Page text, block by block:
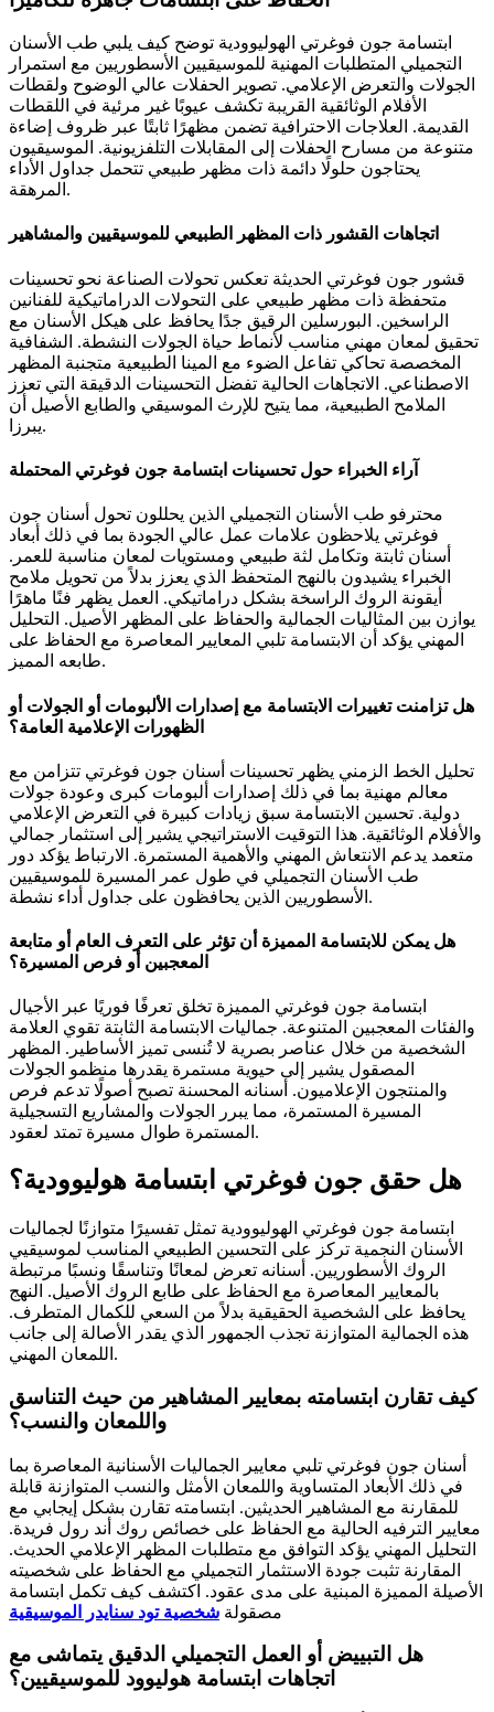
ابتسامة جون فوغرتي الهوليوودية توضح كيف يلبي طب الأسنان
التجميلي المتطلبات المهنية للموسيقيين الأسطوريين مع استمرار
الجولات والتعرض الإعلامي. تصوير الحفلات عالي الوضوح ولقطات
الأفلام الوثائقية القريبة تكشف عيوبًا غير مرئية في اللقطات
القديمة. العلاجات الاحترافية تضمن مظهرًا ثابتًا عبر ظروف إضاءة
متنوعة من مسارح الحفلات إلى المقابلات التلفزيونية. الموسيقيون
يحتاجون حلولًا دائمة ذات مظهر طبيعي تتحمل جداول الأداء
المرهقة.
اتجاهات القشور ذات المظهر الطبيعي للموسيقيين والمشاهير
قشور جون فوغرتي الحديثة تعكس تحولات الصناعة نحو تحسينات
متحفظة ذات مظهر طبيعي على التحولات الدراماتيكية للفنانين
الراسخين. البورسلين الرقيق جدًا يحافظ على هيكل الأسنان مع
تحقيق لمعان مهني مناسب لأنماط حياة الجولات النشطة. الشفافية
المخصصة تحاكي تفاعل الضوء مع المينا الطبيعية متجنبة المظهر
الاصطناعي. الاتجاهات الحالية تفضل التحسينات الدقيقة التي تعزز
الملامح الطبيعية، مما يتيح للإرث الموسيقي والطابع الأصيل أن
يبرزا.
آراء الخبراء حول تحسينات ابتسامة جون فوغرتي المحتملة
محترفو طب الأسنان التجميلي الذين يحللون تحول أسنان جون
فوغرتي يلاحظون علامات عمل عالي الجودة بما في ذلك أبعاد
أسنان ثابتة وتكامل لثة طبيعي ومستويات لمعان مناسبة للعمر.
الخبراء يشيدون بالنهج المتحفظ الذي يعزز بدلاً من تحويل ملامح
أيقونة الروك الراسخة بشكل دراماتيكي. العمل يظهر فنًا ماهرًا
يوازن بين المثاليات الجمالية والحفاظ على المظهر الأصيل. التحليل
المهني يؤكد أن الابتسامة تلبي المعايير المعاصرة مع الحفاظ على
طابعه المميز.
هل تزامنت تغييرات الابتسامة مع إصدارات الألبومات أو الجولات أو
الظهورات الإعلامية العامة؟
تحليل الخط الزمني يظهر تحسينات أسنان جون فوغرتي تتزامن مع
معالم مهنية بما في ذلك إصدارات ألبومات كبرى وعودة جولات
دولية. تحسين الابتسامة سبق زيادات كبيرة في التعرض الإعلامي
والأفلام الوثائقية. هذا التوقيت الاستراتيجي يشير إلى استثمار جمالي
متعمد يدعم الانتعاش المهني والأهمية المستمرة. الارتباط يؤكد دور
طب الأسنان التجميلي في طول عمر المسيرة للموسيقيين
الأسطوريين الذين يحافظون على جداول أداء نشطة.
هل يمكن للابتسامة المميزة أن تؤثر على التعرف العام أو متابعة
المعجبين أو فرص المسيرة؟
ابتسامة جون فوغرتي المميزة تخلق تعرفًا فوريًا عبر الأجيال
والفئات المعجبين المتنوعة. جماليات الابتسامة الثابتة تقوي العلامة
الشخصية من خلال عناصر بصرية لا تُنسى تميز الأساطير. المظهر
المصقول يشير إلى حيوية مستمرة يقدرها منظمو الجولات
والمنتجون الإعلاميون. أسنانه المحسنة تصبح أصولًا تدعم فرص
المسيرة المستمرة، مما يبرر الجولات والمشاريع التسجيلية
المستمرة طوال مسيرة تمتد لعقود.
هل حقق جون فوغرتي ابتسامة هوليوودية؟
ابتسامة جون فوغرتي الهوليوودية تمثل تفسيرًا متوازنًا لجماليات
الأسنان النجمية تركز على التحسين الطبيعي المناسب لموسيقيي
الروك الأسطوريين. أسنانه تعرض لمعانًا وتناسقًا ونسبًا مرتبطة
بالمعايير المعاصرة مع الحفاظ على طابع الروك الأصيل. النهج
يحافظ على الشخصية الحقيقية بدلاً من السعي للكمال المتطرف.
هذه الجمالية المتوازنة تجذب الجمهور الذي يقدر الأصالة إلى جانب
اللمعان المهني.
كيف تقارن ابتسامته بمعايير المشاهير من حيث التناسق
واللمعان والنسب؟
أسنان جون فوغرتي تلبي معايير الجماليات الأسنانية المعاصرة بما
في ذلك الأبعاد المتساوية واللمعان الأمثل والنسب المتوازنة قابلة
للمقارنة مع المشاهير الحديثين. ابتسامته تقارن بشكل إيجابي مع
معايير الترفيه الحالية مع الحفاظ على خصائص روك أند رول فريدة.
التحليل المهني يؤكد التوافق مع متطلبات المظهر الإعلامي الحديث.
المقارنة تثبت جودة الاستثمار التجميلي مع الحفاظ على شخصيته
الأصيلة المميزة المبنية على مدى عقود. اكتشف كيف تكمل ابتسامة
مصقولة شخصية تود سنايدر الموسيقية
هل التبييض أو العمل التجميلي الدقيق يتماشى مع
اتجاهات ابتسامة هوليوود للموسيقيين؟